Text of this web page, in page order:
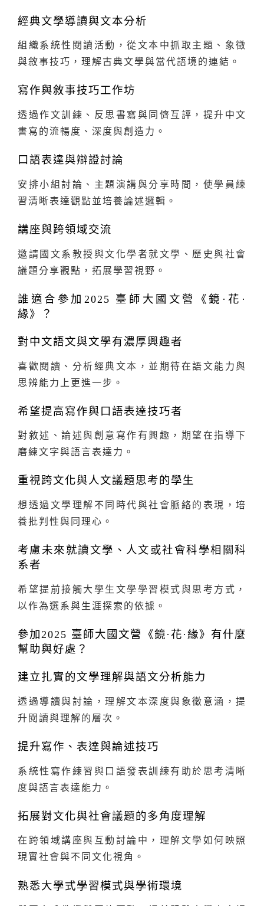
經典文學導讀與文本分析
組織系統性閱讀活動，從文本中抓取主題、象徵
與敘事技巧，理解古典文學與當代語境的連結。
寫作與敘事技巧工作坊
透過作文訓練、反思書寫與同儕互評，提升中文
書寫的流暢度、深度與創造力。
口語表達與辯證討論
安排小組討論、主題演講與分享時間，使學員練
習清晰表達觀點並培養論述邏輯。
講座與跨領域交流
邀請國文系教授與文化學者就文學、歷史與社會
議題分享觀點，拓展學習視野。
誰適合參加2025 臺師大國文營《鏡·花·
緣》？
對中文語文與文學有濃厚興趣者
喜歡閱讀、分析經典文本，並期待在語文能力與
思辨能力上更進一步。
希望提高寫作與口語表達技巧者
對敘述、論述與創意寫作有興趣，期望在指導下
磨練文字與語言表達力。
重視跨文化與人文議題思考的學生
想透過文學理解不同時代與社會脈絡的表現，培
養批判性與同理心。
考慮未來就讀文學、人文或社會科學相關科
系者
希望提前接觸大學生文學學習模式與思考方式，
以作為選系與生涯探索的依據。
參加2025 臺師大國文營《鏡·花·緣》有什麼
幫助與好處？
建立扎實的文學理解與語文分析能力
透過導讀與討論，理解文本深度與象徵意涵，提
升閱讀與理解的層次。
提升寫作、表達與論述技巧
系統性寫作練習與口語發表訓練有助於思考清晰
度與語言表達能力。
拓展對文化與社會議題的多角度理解
在跨領域講座與互動討論中，理解文學如何映照
現實社會與不同文化視角。
熟悉大學式學習模式與學術環境